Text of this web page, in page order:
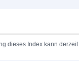
dieses Index kann